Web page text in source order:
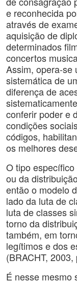
e reconhecida
através de
aquisição de
determinados
concertos
Assim, opera-se
sistemática de
diferença de
conferir poder e
condições
códigos,
os melhores
O tipo
ou da
então o modelo
lado da luta de
luta de classes
torno da
também, em
legítimos e dos
(BRACHT, 2003,
É nesse mesmo